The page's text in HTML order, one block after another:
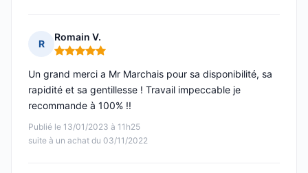
R
Romain V.
Note : 5 sur 5
Publié le 13/01/2023 à 11h25
suite à un achat du 03/11/2022
Un grand merci a Mr Marchais pour sa disponibilité, sa
rapidité et sa gentillesse ! Travail impeccable je
recommande à 100% !!